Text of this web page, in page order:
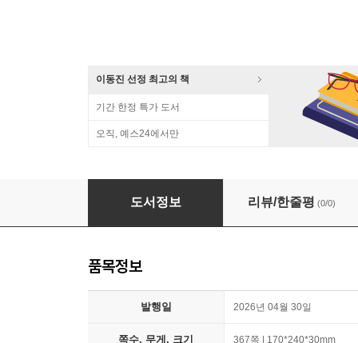
이동진 선정 최고의 책
기간 한정 특가 도서
오직, 예스24에서만
내러티브가 詩가 되다
도서정보 리뷰/한줄평 (0/0)
품목정보
발행일 2026년 04월 30일
쪽수, 무게, 크기 367쪽 | 170*240*30mm